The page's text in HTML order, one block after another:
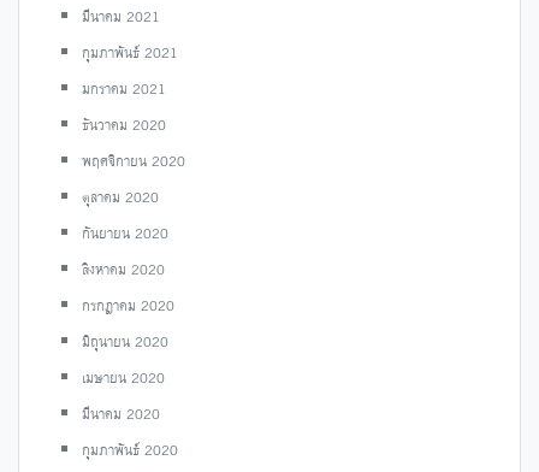
มีนาคม 2021
กุมภาพันธ์ 2021
มกราคม 2021
ธันวาคม 2020
พฤศจิกายน 2020
ตุลาคม 2020
กันยายน 2020
สิงหาคม 2020
กรกฎาคม 2020
มิถุนายน 2020
เมษายน 2020
มีนาคม 2020
กุมภาพันธ์ 2020